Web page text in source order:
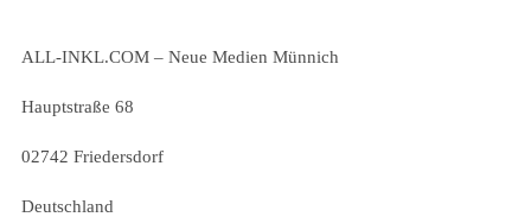
ALL-INKL.COM – Neue Medien Münnich
Hauptstraße 68
02742 Friedersdorf
Deutschland